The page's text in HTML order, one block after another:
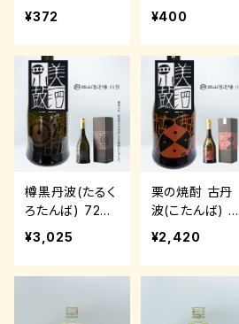
クラフトチューハ
酒造】
¥372
ラフトチューハ
酒造】
¥400
樽黒丹波(たるく
ろたんば) 720
ml【西山酒造場】
¥3,025
栗の焼酎 古丹
波(こたんば) 72
0ml【西山酒造
場】
¥2,420